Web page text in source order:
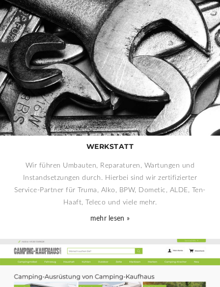
WERKSTATT
Wir führen Umbauten, Reparaturen, Wartungen und
Instandsetzungen durch. Hierbei sind wir zertifizierter
Service-Partner für Truma, Alko, BPW, Dometic, ALDE, Ten-
Haaft, Teleco und viele mehr.
mehr lesen »